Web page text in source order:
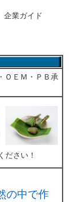
企業ガイド
ＯＥＭ・ＰＢ承
ださい！
の中で作